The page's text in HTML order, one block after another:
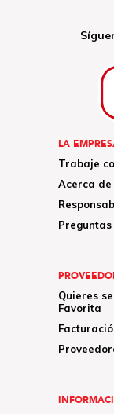
LA
Trabaje
Acerca de
Quieres
Favorita